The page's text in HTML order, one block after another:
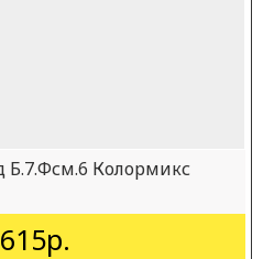
Б.7.Фсм.6 Колормикс